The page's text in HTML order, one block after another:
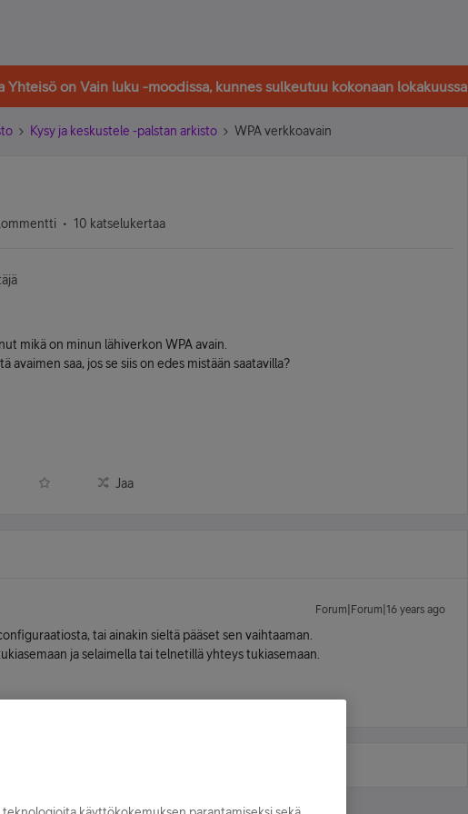
Yhteisö on Vain luku -moodissa, kunnes sulkeutuu kokonaan lokakuussa
Kysy ja keskustele -palstan arkisto WPA verkkoavain
10 katselukertaa
mikä on minun lähiverkon WPA avain.
avaimen saa, jos se siis on edes mistään saatavilla?
Jaa
Forum|Forum|16 years ago
tai ainakin sieltä pääset sen vaihtaaman.
ja selaimella tai telnetillä yhteys tukiasemaan.